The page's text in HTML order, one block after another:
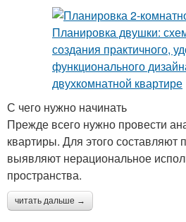
С чего нужно начинать
Прежде всего нужно провести
квартиры. Для этого составляют
выявляют нерациональное
пространства.
читать дальше →